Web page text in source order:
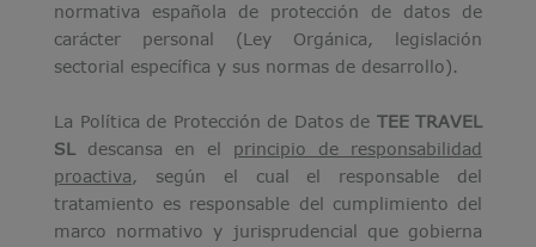
normativa española de protección de datos de
carácter personal (Ley Orgánica, legislación
sectorial específica y sus normas de desarrollo).
La Política de Protección de Datos de TEE TRAVEL
SLdescansa en el principio de responsabilidad
proactiva, según el cual el responsable del
tratamiento es responsable del cumplimiento del
marco normativo y jurisprudencial que gobierna